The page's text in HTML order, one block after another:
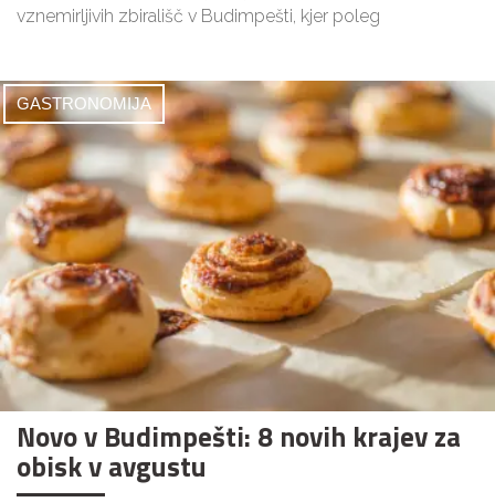
vznemirljivih zbirališč v Budimpešti, kjer poleg
GASTRONOMIJA
Novo v Budimpešti: 8 novih krajev za
obisk v avgustu